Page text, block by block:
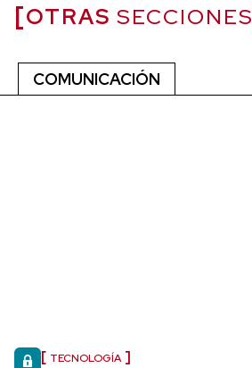
OTRAS SECCIONES
COMUNICACIÓN
TECNOLOGÍA